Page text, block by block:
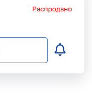
Распродано